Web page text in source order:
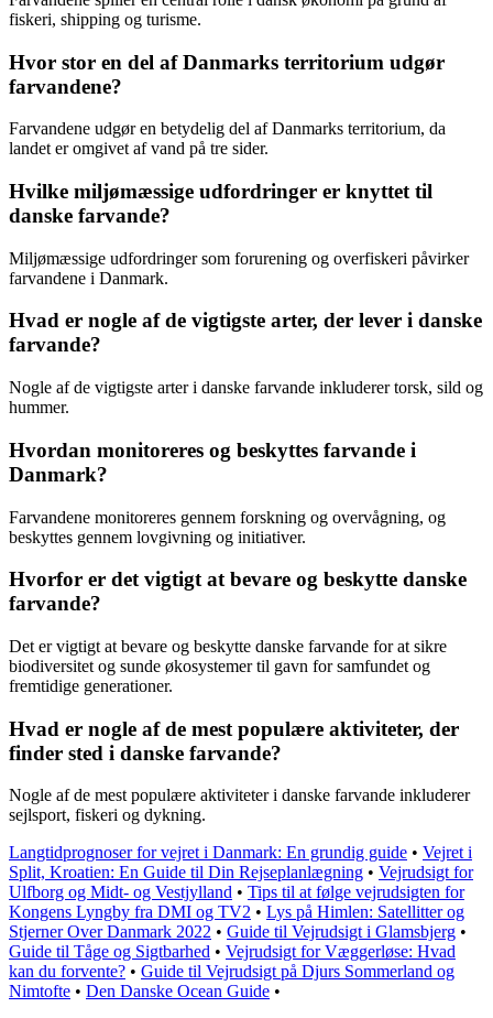
fiskeri, shipping og turisme.
Hvor stor en del af Danmarks territorium udgør
farvandene?
Farvandene udgør en betydelig del af Danmarks territorium, da
landet er omgivet af vand på tre sider.
Hvilke miljømæssige udfordringer er knyttet til
danske farvande?
Miljømæssige udfordringer som forurening og overfiskeri påvirker
farvandene i Danmark.
Hvad er nogle af de vigtigste arter, der lever i danske
farvande?
Nogle af de vigtigste arter i danske farvande inkluderer torsk, sild og
hummer.
Hvordan monitoreres og beskyttes farvande i
Danmark?
Farvandene monitoreres gennem forskning og overvågning, og
beskyttes gennem lovgivning og initiativer.
Hvorfor er det vigtigt at bevare og beskytte danske
farvande?
Det er vigtigt at bevare og beskytte danske farvande for at sikre
biodiversitet og sunde økosystemer til gavn for samfundet og
fremtidige generationer.
Hvad er nogle af de mest populære aktiviteter, der
finder sted i danske farvande?
Nogle af de mest populære aktiviteter i danske farvande inkluderer
sejlsport, fiskeri og dykning.
Langtidprognoser for vejret i Danmark: En grundig guide • Vejret i
Split, Kroatien: En Guide til Din Rejseplanlægning • Vejrudsigt for
Ulfborg og Midt- og Vestjylland • Tips til at følge vejrudsigten for
Kongens Lyngby fra DMI og TV2 • Lys på Himlen: Satellitter og
Stjerner Over Danmark 2022 • Guide til Vejrudsigt i Glamsbjerg •
Guide til Tåge og Sigtbarhed • Vejrudsigt for Væggerløse: Hvad
kan du forvente? • Guide til Vejrudsigt på Djurs Sommerland og
Nimtofte • Den Danske Ocean Guide •